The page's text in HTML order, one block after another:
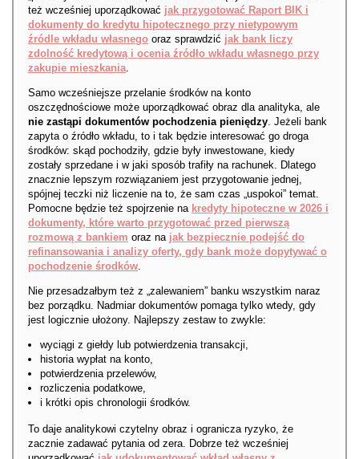
też wcześniej uporządkować jak przygotować Raport BIK i
dokumenty do kredytu hipotecznego przy nietypowym
źródle wkładu własnego oraz sprawdzić jak bank liczy
zdolność kredytową i ocenia źródło wkładu własnego przy
zakupie mieszkania.
Samo wcześniejsze przelanie środków na konto
oszczędnościowe może uporządkować obraz dla analityka, ale
nie zastąpi dokumentów pochodzenia pieniędzy. Jeżeli bank
zapyta o źródło wkładu, to i tak będzie interesować go droga
środków: skąd pochodziły, gdzie były inwestowane, kiedy
zostały sprzedane i w jaki sposób trafiły na rachunek. Dlatego
znacznie lepszym rozwiązaniem jest przygotowanie jednej,
spójnej teczki niż liczenie na to, że sam czas „uspokoi” temat.
Pomocne będzie też spojrzenie na kredyty hipoteczne w 2026 i
dokumenty, które warto przygotować przed pierwszą
rozmową z bankiem oraz na jak bezpiecznie podejść do
refinansowania i analizy oferty, gdy bank może dopytywać o
pochodzenie środków.
Nie przesadzałbym też z „zalewaniem” banku wszystkim naraz
bez porządku. Nadmiar dokumentów pomaga tylko wtedy, gdy
jest logicznie ułożony. Najlepszy zestaw to zwykle:
wyciągi z giełdy lub potwierdzenia transakcji,
historia wypłat na konto,
potwierdzenia przelewów,
rozliczenia podatkowe,
i krótki opis chronologii środków.
To daje analitykowi czytelny obraz i ogranicza ryzyko, że
zacznie zadawać pytania od zera. Dobrze też wcześniej